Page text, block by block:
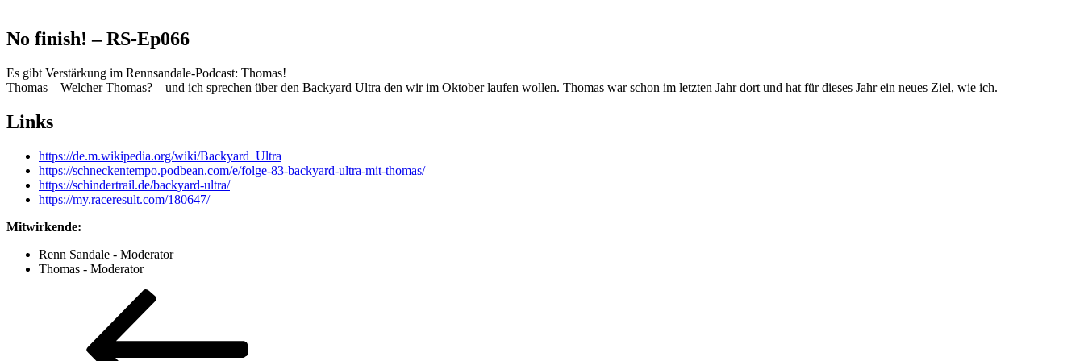
No finish! – RS-Ep066
Es gibt Verstärkung im Rennsandale-Podcast: Thomas!
Thomas – Welcher Thomas? – und ich sprechen über den Backyard Ultra den wir im Oktober laufen wollen. Thomas war schon im letzten Jahr dort und hat für dieses Jahr ein neues Ziel, wie ich.
Links
https://de.m.wikipedia.org/wiki/Backyard_Ultra
https://schneckentempo.podbean.com/e/folge-83-backyard-ultra-mit-thomas/
https://schindertrail.de/backyard-ultra/
https://my.raceresult.com/180647/
Mitwirkende:
Renn Sandale - Moderator
Thomas - Moderator
Beitragsnavigation